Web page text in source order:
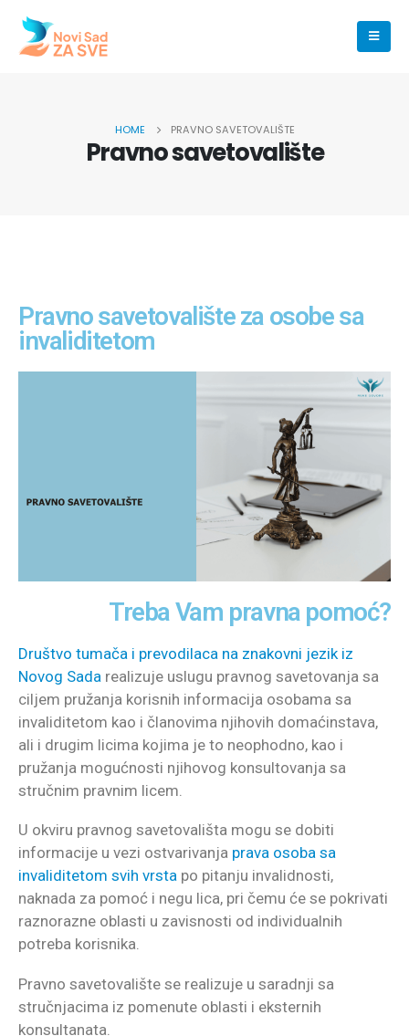
HOME PRAVNO SAVETOVALIŠTE
Pravno savetovalište
Pravno savetovalište za osobe sa
invaliditetom
Treba Vam pravna pomoć?
Društvo tumača i prevodilaca na znakovni jezik iz
Novog Sada realizuje uslugu pravnog savetovanja sa
ciljem pružanja korisnih informacija osobama sa
invaliditetom kao i članovima njihovih domaćinstava,
ali i drugim licima kojima je to neophodno, kao i
pružanja mogućnosti njihovog konsultovanja sa
stručnim pravnim licem.
U okviru pravnog savetovališta mogu se dobiti
informacije u vezi ostvarivanja prava osoba sa
invaliditetom svih vrsta po pitanju invalidnosti,
naknada za pomoć i negu lica, pri čemu će se pokrivati
raznorazne oblasti u zavisnosti od individualnih
potreba korisnika.
Pravno savetovalište se realizuje u saradnji sa
stručnjacima iz pomenute oblasti i eksternih
konsultanata.